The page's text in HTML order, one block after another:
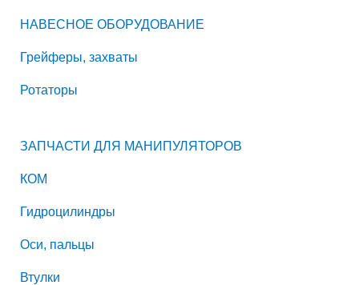
НАВЕСНОЕ ОБОРУДОВАНИЕ
Грейферы, захваты
Ротаторы
ЗАПЧАСТИ ДЛЯ МАНИПУЛЯТОРОВ
КОМ
Гидроцилиндры
Оси, пальцы
Втулки